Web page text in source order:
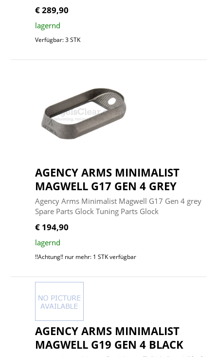
€ 289,90
lagernd
Verfügbar: 3 STK
AGENCY ARMS MINIMALIST
MAGWELL G17 GEN 4 GREY
Agency Arms Minimalist Magwell G17 Gen 4 grey
Spare Parts Glock Tuning Parts Glock
€ 194,90
lagernd
!!Achtung!! nur mehr: 1 STK verfügbar
AGENCY ARMS MINIMALIST
MAGWELL G19 GEN 4 BLACK